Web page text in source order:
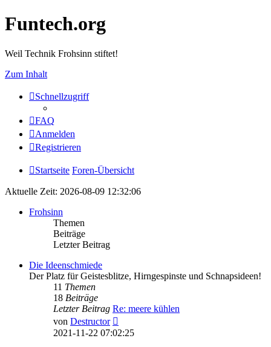
Funtech.org
Weil Technik Frohsinn stiftet!
Zum Inhalt
Schnellzugriff
FAQ
Anmelden
Registrieren
Startseite Foren-Übersicht
Aktuelle Zeit: 2026-08-09 12:32:06
Frohsinn
Themen
Beiträge
Letzter Beitrag
Die Ideenschmiede
Der Platz für Geistesblitze, Hirngespinste und Schnapsideen!
11 Themen
18 Beiträge
Letzter Beitrag Re: meere kühlen
von Destructor
Beitrag
2021-11-22 07:02:25